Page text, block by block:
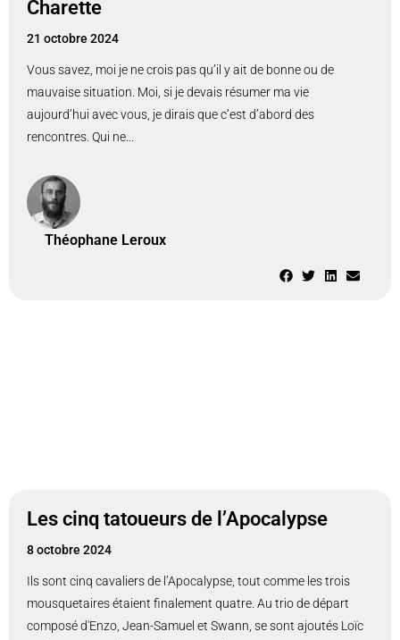
Charette
21 octobre 2024
Vous savez, moi je ne crois pas qu’il y ait de bonne ou de
mauvaise situation. Moi, si je devais résumer ma vie
aujourd’hui avec vous, je dirais que c’est d’abord des
rencontres. Qui ne...
Théophane Leroux
Les cinq tatoueurs de l’Apocalypse
8 octobre 2024
Ils sont cinq cavaliers de l’Apocalypse, tout comme les trois
mousquetaires étaient finalement quatre. Au trio de départ
composé d'Enzo, Jean-Samuel et Swann, se sont ajoutés Loïc